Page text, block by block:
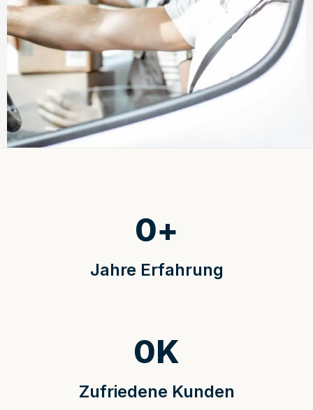
Jahre Erfahrung
0+
Zufriedene Kunden
0K